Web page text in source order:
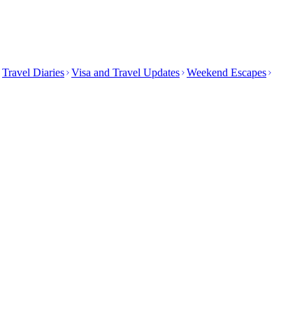
Travel Diaries Visa and Travel Updates Weekend Escapes